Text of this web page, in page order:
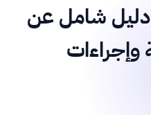
دليل شامل عن
وإجراءات